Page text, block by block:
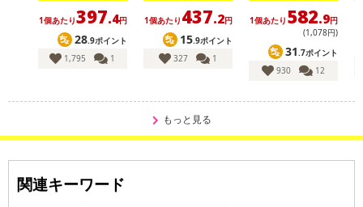
1個あたり397.4円
28.9ポイント
1,795
1
1個あたり 437.2円
15.9ポイント
327
1
1個あたり 582.9円
(1,078円)
31.7ポイント
930
12
もっと見る
関連キーワード